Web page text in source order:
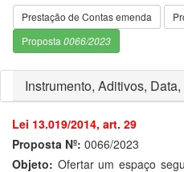
Prestação de Contas emenda
Proposta 0066/2023
Instrumento, Aditivos,
Lei 13.019/2014, art. 29
Proposta Nº: 0066/2023
Objeto: Ofertar um espaço